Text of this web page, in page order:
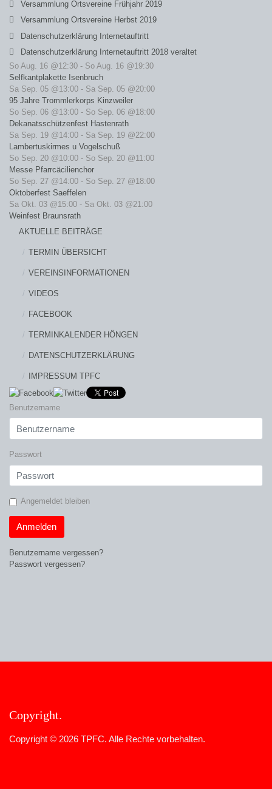
Versammlung Ortsvereine Frühjahr 2019
Versammlung Ortsvereine Herbst 2019
Datenschutzerklärung Internetauftritt
Datenschutzerklärung Internetauftritt 2018 veraltet
So Aug. 16 @12:30 - So Aug. 16 @19:30
Selfkantplakette Isenbruch
Sa Sep. 05 @13:00 - Sa Sep. 05 @20:00
95 Jahre Trommlerkorps Kinzweiler
So Sep. 06 @13:00 - So Sep. 06 @18:00
Dekanatsschützenfest Hastenrath
Sa Sep. 19 @14:00 - Sa Sep. 19 @22:00
Lambertuskirmes u Vogelschuß
So Sep. 20 @10:00 - So Sep. 20 @11:00
Messe Pfarrcäcilienchor
So Sep. 27 @14:00 - So Sep. 27 @18:00
Oktoberfest Saeffelen
Sa Okt. 03 @15:00 - Sa Okt. 03 @21:00
Weinfest Braunsrath
AKTUELLE BEITRÄGE
TERMIN ÜBERSICHT
VEREINSINFORMATIONEN
VIDEOS
FACEBOOK
TERMINKALENDER HÖNGEN
DATENSCHUTZERKLÄRUNG
IMPRESSUM TPFC
Benutzername
Passwort
Angemeldet bleiben
Anmelden
Benutzername vergessen?
Passwort vergessen?
Copyright
Copyright © 2026 TPFC. Alle Rechte vorbehalten.